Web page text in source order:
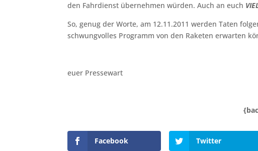
den Fahrdienst übernehmen würden. Auch an euch
So, genug der Worte, am 12.11.2011 werden Taten
schwungvolles Programm von den Raketen erwarten
euer Pressewart
Facebook Twitter